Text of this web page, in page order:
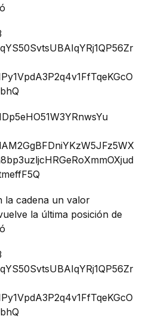
la cadena un valor
la última posición de